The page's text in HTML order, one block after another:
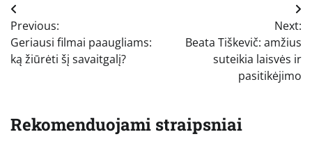
Navigacija
tarp
įrašų
Previous:
Geriausi filmai paaugliams:
ką žiūrėti šį savaitgalį?
Next:
Beata Tiškevič: amžius
suteikia laisvės ir
pasitikėjimo
Rekomenduojami straipsniai